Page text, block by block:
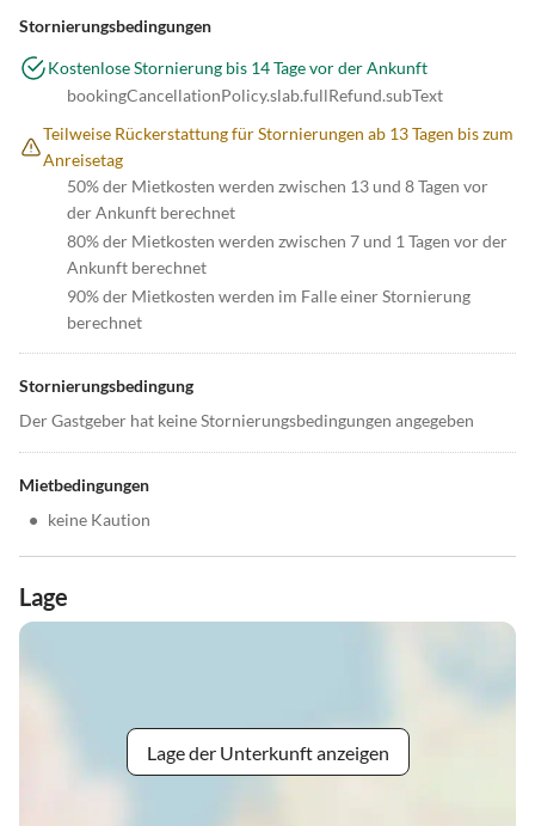
Stornierungsbedingungen
Kostenlose Stornierung bis 14 Tage vor der Ankunft
bookingCancellationPolicy.slab.fullRefund.subText
Teilweise Rückerstattung für Stornierungen ab 13 Tagen bis zum
Anreisetag
50% der Mietkosten werden zwischen 13 und 8 Tagen vor
der Ankunft berechnet
80% der Mietkosten werden zwischen 7 und 1 Tagen vor der
Ankunft berechnet
90% der Mietkosten werden im Falle einer Stornierung
berechnet
Stornierungsbedingung
Der Gastgeber hat keine Stornierungsbedingungen angegeben
Mietbedingungen
• keine Kaution
Lage
Lage der Unterkunft anzeigen